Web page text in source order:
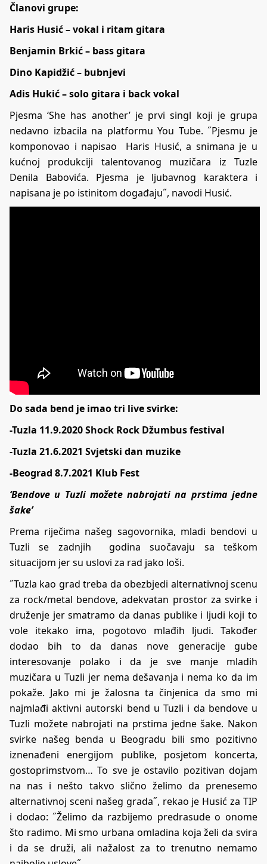
Članovi grupe:
Haris Husić – vokal i ritam gitara
Benjamin Brkić – bass gitara
Dino Kapidžić – bubnjevi
Adis Hukić – solo gitara i back vokal
Pjesma ‘She has another’ je prvi singl koji je grupa
nedavno izbacila na platformu You Tube. ˝Pjesmu je
komponovao i napisao Haris Husić, a snimana je u
kućnoj produkciji talentovanog muzičara iz Tuzle
Denila Babovića. Pjesma je ljubavnog karaktera i
napisana je po istinitom događaju˝, navodi Husić.
Do sada bend je imao tri live svirke:
-Tuzla 11.9.2020 Shock Rock Džumbus festival
-Tuzla 21.6.2021 Svjetski dan muzike
-Beograd 8.7.2021 Klub Fest
‘Bendove u Tuzli možete nabrojati na prstima jedne
šake’
Prema riječima našeg sagovornika, mladi bendovi u
Tuzli se zadnjih godina suočavaju sa teškom
situacijom jer su uslovi za rad jako loši.
˝Tuzla kao grad treba da obezbjedi alternativnoj scenu
za rock/metal bendove, adekvatan prostor za svirke i
druženje jer smatramo da danas publike i ljudi koji to
vole itekako ima, pogotovo mlađih ljudi. Također
dodao bih to da danas nove generacije gube
interesovanje polako i da je sve manje mladih
muzičara u Tuzli jer nema dešavanja i nema ko da im
pokaže. Jako mi je žalosna ta činjenica da smo mi
najmlađi aktivni autorski bend u Tuzli i da bendove u
Tuzli možete nabrojati na prstima jedne šake. Nakon
svirke našeg benda u Beogradu bili smo pozitivno
iznenađeni energijom publike, posjetom koncerta,
gostoprimstvom… To sve je ostavilo pozitivan dojam
na nas i nešto takvo slično želimo da prenesemo
alternativnoj sceni našeg grada˝, rekao je Husić za TIP
i dodao: ˝Želimo da razbijemo predrasude o onome
što radimo. Mi smo urbana omladina koja želi da svira
i da se druži, ali nažalost za to trenutno nemamo